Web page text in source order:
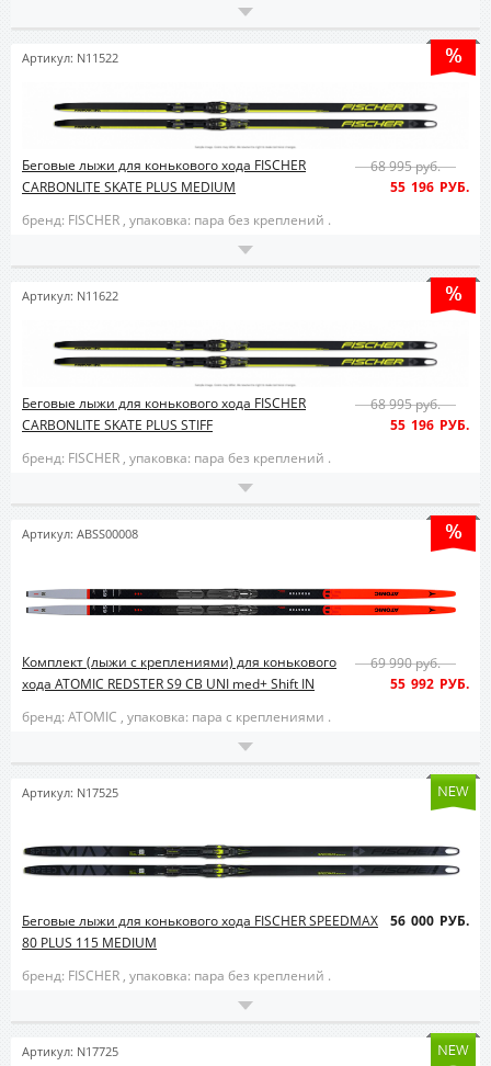
Артикул: N11522
68 995 руб.
55 196 РУБ.
Беговые лыжи для конькового хода FISCHER
CARBONLITE SKATE PLUS MEDIUM
бренд: FISCHER , упаковка: пара без креплений .
Артикул: N11622
68 995 руб.
55 196 РУБ.
Беговые лыжи для конькового хода FISCHER
CARBONLITE SKATE PLUS STIFF
бренд: FISCHER , упаковка: пара без креплений .
Артикул: ABSS00008
69 990 руб.
55 992 РУБ.
Комплект (лыжи с креплениями) для конькового
хода ATOMIC REDSTER S9 CB UNI med+ Shift IN
бренд: ATOMIC , упаковка: пара с креплениями .
Артикул: N17525
56 000 РУБ.
Беговые лыжи для конькового хода FISCHER SPEEDMAX
80 PLUS 115 MEDIUM
бренд: FISCHER , упаковка: пара без креплений .
Артикул: N17725